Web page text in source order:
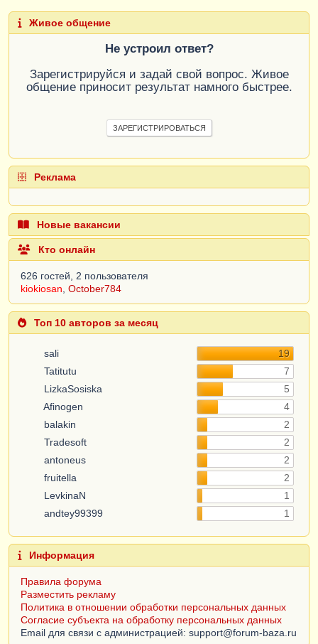
Живое общение
Не устроил ответ?
Зарегистрируйся и задай свой вопрос. Живое
общение приносит результат намного быстрее.
ЗАРЕГИСТРИРОВАТЬСЯ
Реклама
Новые вакансии
Кто онлайн
626 гостей, 2 пользователя
kiokiosan, October784
Топ 10 авторов за месяц
sali
19
Tatitutu
7
LizkaSosiska
5
Afinogen
4
balakin
2
Tradesoft
2
antoneus
2
fruitella
2
LevkinaN
1
andtey99399
1
Информация
Правила форума
Разместить рекламу
Политика в отношении обработки персональных данных
Согласие субъекта на обработку персональных данных
Email для связи с администрацией: